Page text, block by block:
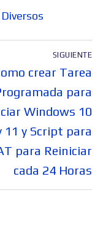
SIGUIENTE
crear Tarea
para
Windows 10
11 y Script para
para Reiniciar
cada 24 Horas